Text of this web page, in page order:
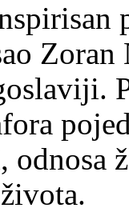
Zoran